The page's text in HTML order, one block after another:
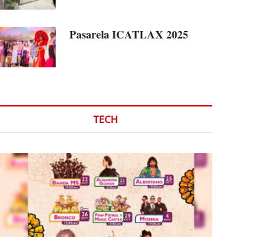
Pasarela ICATLAX 2025
TECH